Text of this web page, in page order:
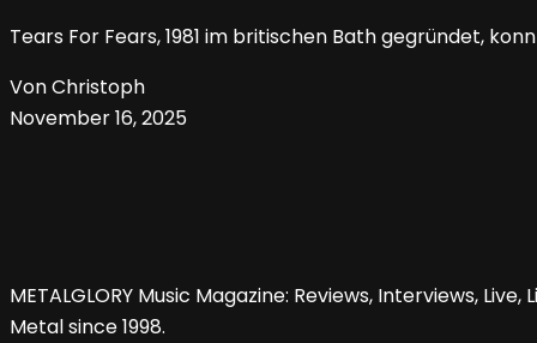
Tears For Fears, 1981 im britischen Bath gegründet,
Von Christoph
November 16, 2025
METALGLORY Music Magazine: Reviews, Interviews,
Metal since 1998.